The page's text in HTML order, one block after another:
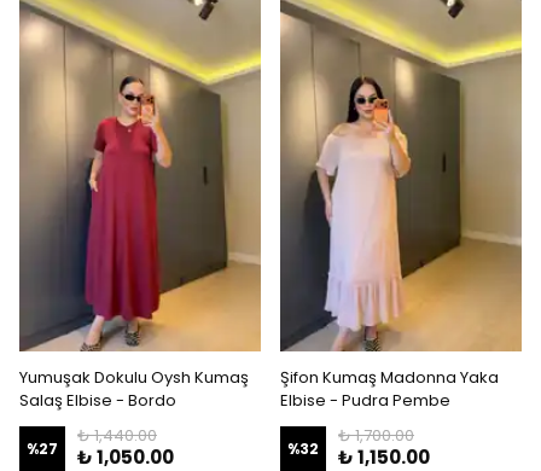
Yumuşak Dokulu Oysh Kumaş
Salaş Elbise - Bordo
%27
₺ 1,440.00
₺ 1,050.00
Şifon Kumaş Madonna Yaka
Elbise - Pudra Pembe
%32
₺ 1,700.00
₺ 1,150.00